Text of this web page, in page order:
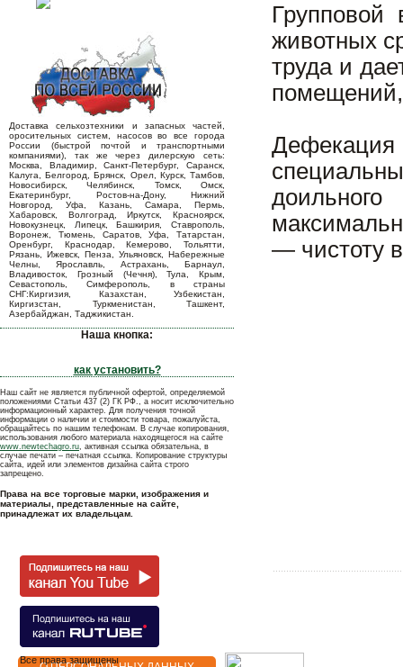
Доставка сельхозтехники и запасных частей,
оросительных систем, насосов во все города
России (быстрой почтой и транспортными
компаниями), так же через дилерскую сеть:
Москва, Владимир, Санкт-Петербург, Саранск,
Калуга, Белгород, Брянск, Орел, Курск, Тамбов,
Новосибирск, Челябинск, Томск, Омск,
Екатеринбург, Ростов-на-Дону, Нижний
Новгород, Уфа, Казань, Самара, Пермь,
Хабаровск, Волгоград, Иркутск, Красноярск,
Новокузнецк, Липецк, Башкирия, Ставрополь,
Воронеж, Тюмень, Саратов, Уфа, Татарстан,
Оренбург, Краснодар, Кемерово, Тольятти,
Рязань, Ижевск, Пенза, Ульяновск, Набережные
Челны, Ярославль, Астрахань, Барнаул,
Владивосток, Грозный (Чечня), Тула, Крым,
Севастополь, Симферополь, в страны
СНГ:Киргизия, Казахстан, Узбекистан,
Киргизстан, Туркменистан, Ташкент,
Азербайджан, Таджикистан.
Наша кнопка:
как установить?
Наш сайт не является публичной офертой, определяемой
положениями Статьи 437 (2) ГК РФ., а носит исключительно
информационный характер. Для получения точной
информации о наличии и стоимости товара, пожалуйста,
обращайтесь по нашим телефонам. В случае копирования,
использования любого материала находящегося на сайте
www.newtechagro.ru, активная ссылка обязательна, в
случае печати – печатная ссылка. Копирование структуры
сайта, идей или элементов дизайна сайта строго
запрещено.
Права на все торговые марки, изображения и
материалы, представленные на сайте,
принадлежат их владельцам.
Групповой
животных
труда и
— чистоту
Все права защищены